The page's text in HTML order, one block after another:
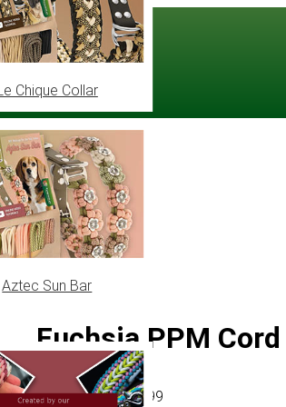
Chique Collar
Aztec Sun Bar
Fuchsia PPM
Artikel# MT010799